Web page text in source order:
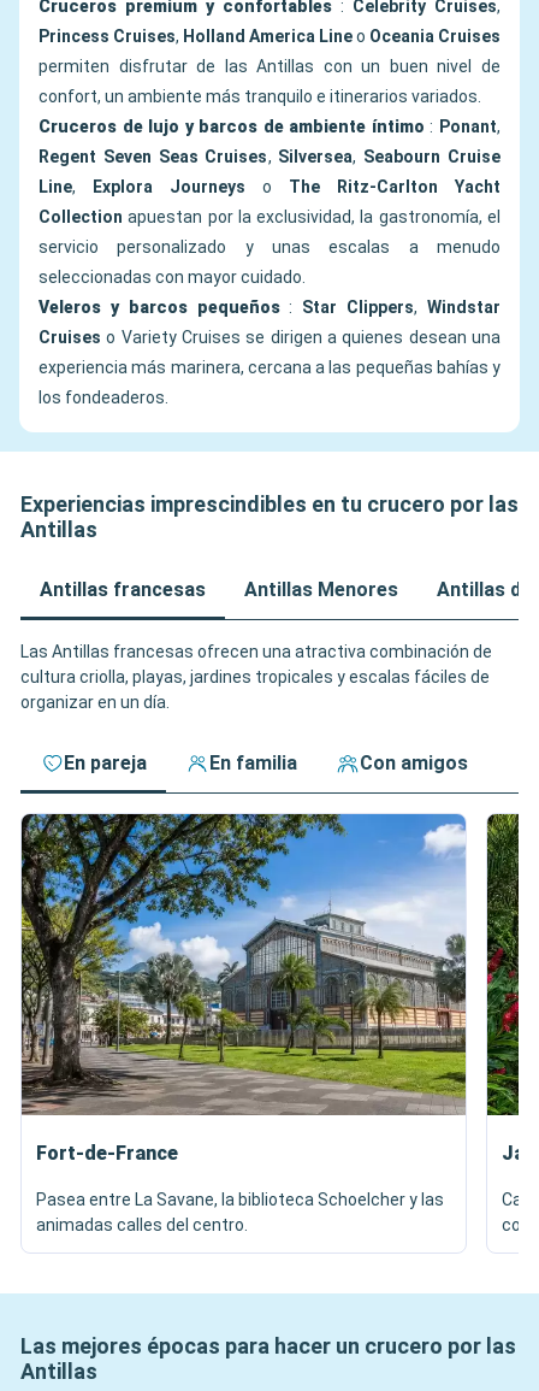
Cruceros premium y confortables : Celebrity Cruises,
Princess Cruises, Holland America Lineo Oceania Cruises
permiten disfrutar de las Antillas con un buen nivel de
confort, un ambiente más tranquilo e itinerarios variados.
Cruceros de lujo y barcos de ambiente íntimo : Ponant,
Regent Seven Seas Cruises, Silversea, Seabourn Cruise
Line, Explora Journeys o The Ritz-Carlton Yacht
Collection apuestan por la exclusividad, la gastronomía, el
servicio personalizado y unas escalas a menudo
seleccionadas con mayor cuidado.
Veleros y barcos pequeños: Star Clippers,Windstar
Cruises o Variety Cruises se dirigen a quienes desean una
experiencia más marinera, cercana a las pequeñas bahías y
los fondeaderos.
Experiencias imprescindibles en tu crucero por las
Antillas
Antillas francesas Antillas Menores Antillas
Las Antillas francesas ofrecen una atractiva combinación de
cultura criolla, playas, jardines tropicales y escalas fáciles de
organizar en un día.
En pareja En familia Con amigos
Fort-de-France
Pasea entre La Savane, la biblioteca Schoelcher y las
animadas calles del centro.
Las mejores épocas para hacer un crucero por las
Antillas